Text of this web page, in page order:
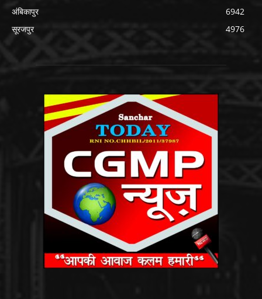
अंबिकापुर
6942
सूरजपुर
4976